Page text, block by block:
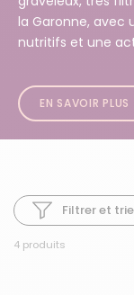
la Garonne, avec
nutritifs et une
EN SAVOIR PLUS
4 produits
Filtrer et